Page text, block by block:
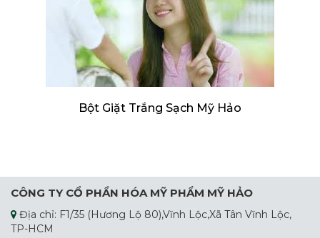
Bột Giặt Trắng Sạch Mỹ Hảo
CÔNG TY CỔ PHẦN HÓA MỸ PHẨM MỸ HẢO
Địa chỉ: F1/35 (Hương Lộ 80),Vĩnh Lộc,Xã Tân Vĩnh Lộc,
TP-HCM